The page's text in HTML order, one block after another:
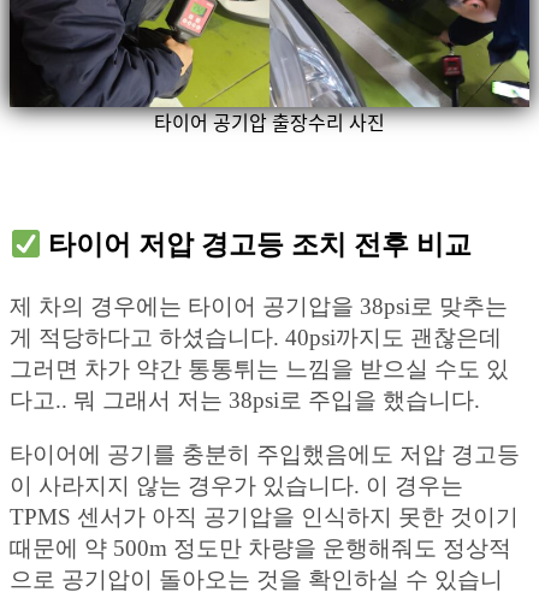
타이어 공기압 출장수리 사진
타이어 저압 경고등 조치 전후 비교
제 차의 경우에는 타이어 공기압을 38psi로 맞추는
게 적당하다고 하셨습니다. 40psi까지도 괜찮은데
그러면 차가 약간 통통튀는 느낌을 받으실 수도 있
다고.. 뭐 그래서 저는 38psi로 주입을 했습니다.
타이어에 공기를 충분히 주입했음에도 저압 경고등
이 사라지지 않는 경우가 있습니다. 이 경우는
TPMS 센서가 아직 공기압을 인식하지 못한 것이기
때문에 약 500m 정도만 차량을 운행해줘도 정상적
으로 공기압이 돌아오는 것을 확인하실 수 있습니